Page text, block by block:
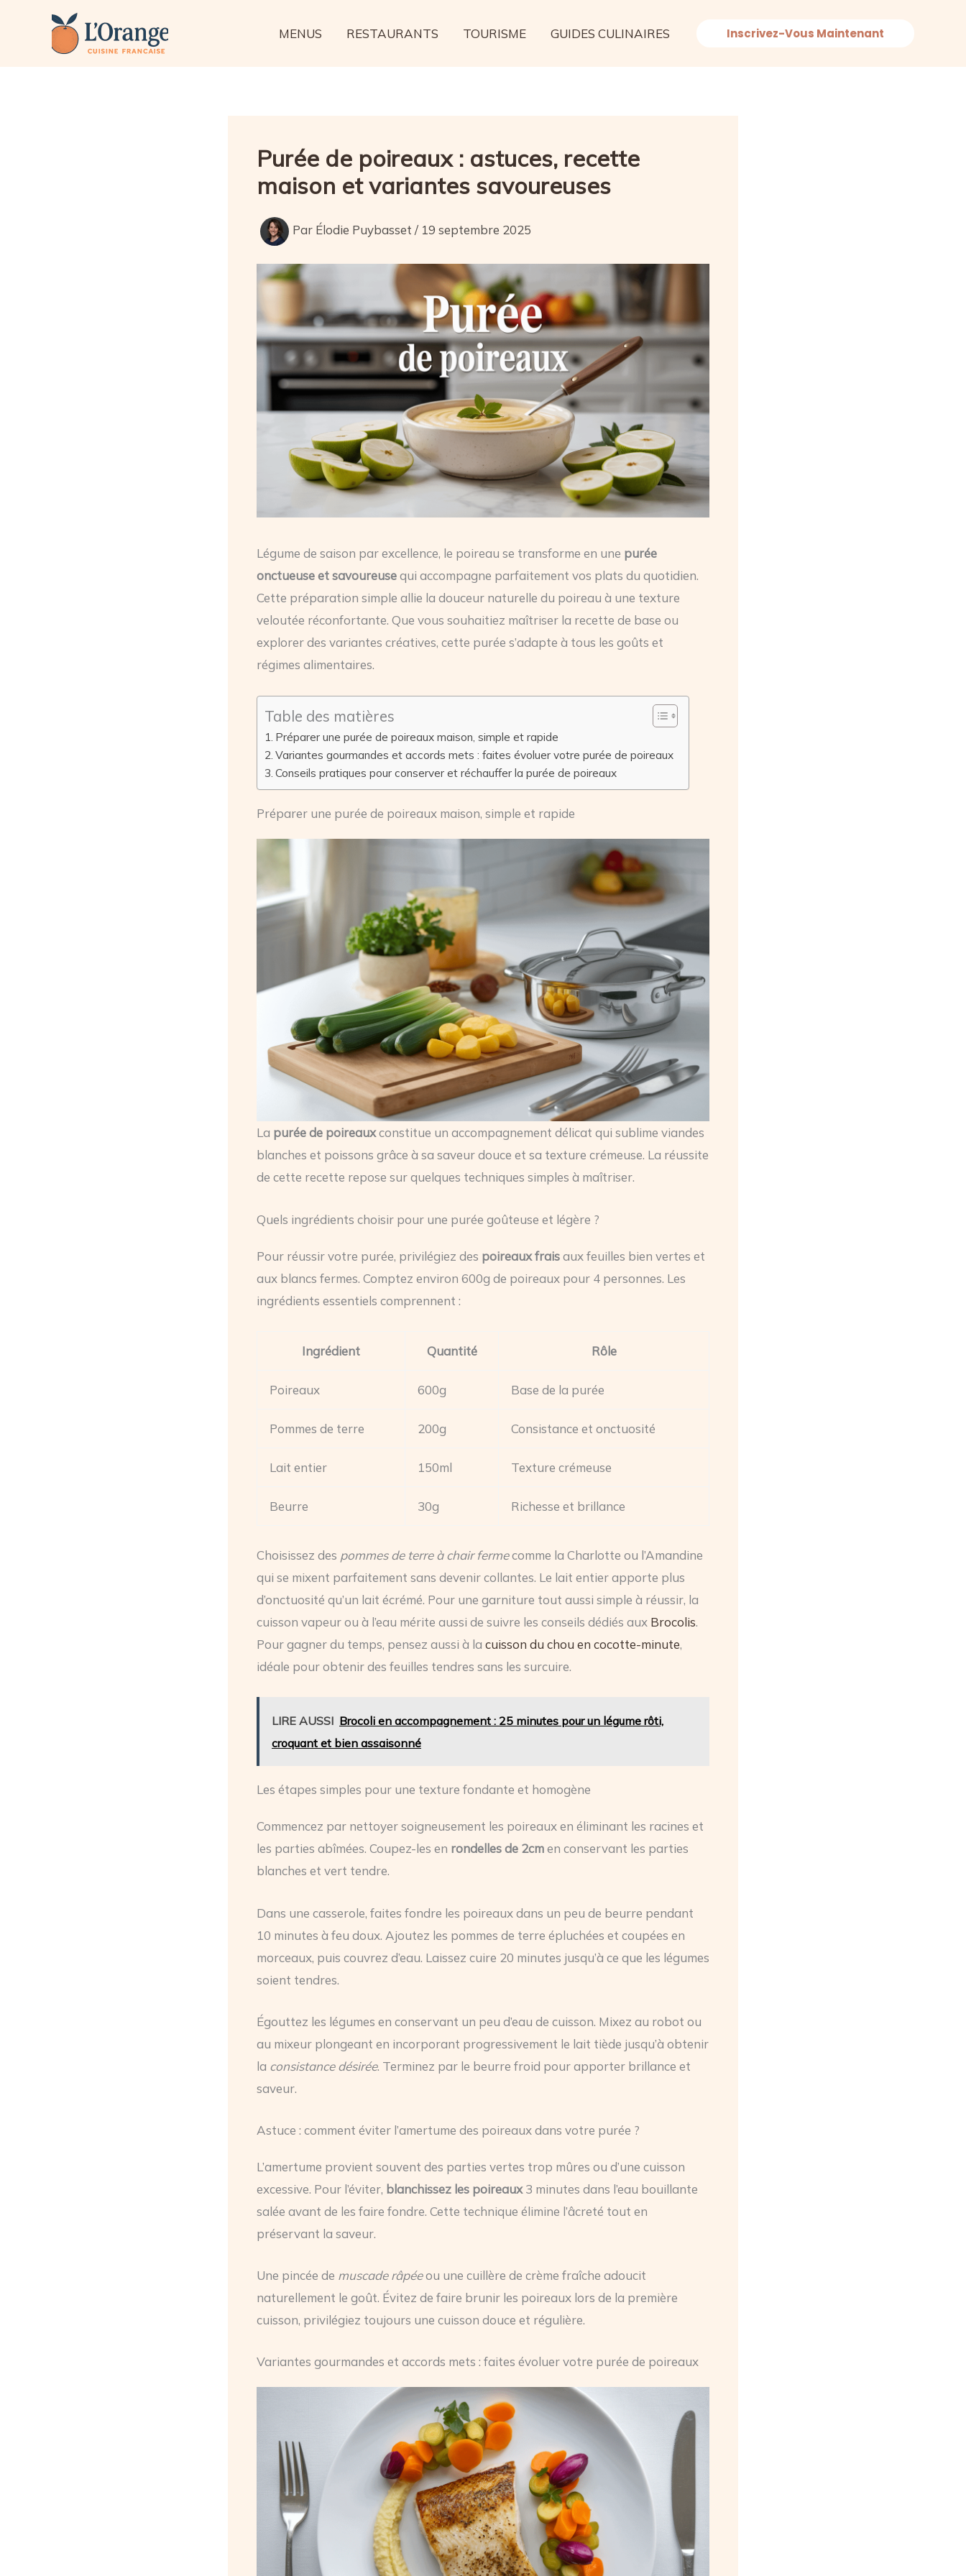
MENUS RESTAURANTS TOURISME GUIDES CULINAIRES Inscrivez-Vous Maintenant
Purée de poireaux : astuces, recette
maison et variantes savoureuses
Par Élodie Puybasset / 19 septembre 2025
Légume de saison par excellence, le poireau se transforme en une purée
onctueuse et savoureusequi accompagne parfaitement vos plats du quotidien.
Cette préparation simple allie la douceur naturelle du poireau à une texture
veloutée réconfortante. Que vous souhaitiez maîtriser la recette de base ou
explorer des variantes créatives, cette purée s’adapte à tous les goûts et
régimes alimentaires.
Table des matières
Préparer une purée de poireaux maison, simple et rapide
Variantes gourmandes et accords mets : faites évoluer votre purée de poireaux
Conseils pratiques pour conserver et réchauffer la purée de poireaux
Préparer une purée de poireaux maison, simple et rapide
La purée de poireauxconstitue un accompagnement délicat qui sublime viandes
blanches et poissons grâce à sa saveur douce et sa texture crémeuse. La réussite
de cette recette repose sur quelques techniques simples à maîtriser.
Quels ingrédients choisir pour une purée goûteuse et légère ?
Pour réussir votre purée, privilégiez des poireaux fraisaux feuilles bien vertes et
aux blancs fermes. Comptez environ 600g de poireaux pour 4 personnes. Les
ingrédients essentiels comprennent :
Ingrédient Quantité Rôle
Poireaux 600g Base de la purée
Pommes de terre 200g Consistance et onctuosité
Lait entier 150ml Texture crémeuse
Beurre 30g Richesse et brillance
Choisissez des pommes de terre à chair fermecomme la Charlotte ou l’Amandine
qui se mixent parfaitement sans devenir collantes. Le lait entier apporte plus
d’onctuosité qu’un lait écrémé. Pour une garniture tout aussi simple à réussir, la
cuisson vapeur ou à l’eau mérite aussi de suivre les conseils dédiés aux Brocolis.
Pour gagner du temps, pensez aussi à la cuisson du chou en cocotte-minute,
idéale pour obtenir des feuilles tendres sans les surcuire.
LIRE AUSSI Brocoli en accompagnement : 25 minutes pour un légume rôti,
croquant et bien assaisonné
Les étapes simples pour une texture fondante et homogène
Commencez par nettoyer soigneusement les poireaux en éliminant les racines et
les parties abîmées. Coupez-les en rondelles de 2cmen conservant les parties
blanches et vert tendre.
Dans une casserole, faites fondre les poireaux dans un peu de beurre pendant
10 minutes à feu doux. Ajoutez les pommes de terre épluchées et coupées en
morceaux, puis couvrez d’eau. Laissez cuire 20 minutes jusqu’à ce que les légumes
soient tendres.
Égouttez les légumes en conservant un peu d’eau de cuisson. Mixez au robot ou
au mixeur plongeant en incorporant progressivement le lait tiède jusqu’à obtenir
la consistance désirée. Terminez par le beurre froid pour apporter brillance et
saveur.
Astuce : comment éviter l’amertume des poireaux dans votre purée ?
L’amertume provient souvent des parties vertes trop mûres ou d’une cuisson
excessive. Pour l’éviter, blanchissez les poireaux3 minutes dans l’eau bouillante
salée avant de les faire fondre. Cette technique élimine l’âcreté tout en
préservant la saveur.
Une pincée de muscade râpéeou une cuillère de crème fraîche adoucit
naturellement le goût. Évitez de faire brunir les poireaux lors de la première
cuisson, privilégiez toujours une cuisson douce et régulière.
Variantes gourmandes et accords mets : faites évoluer votre purée de poireaux